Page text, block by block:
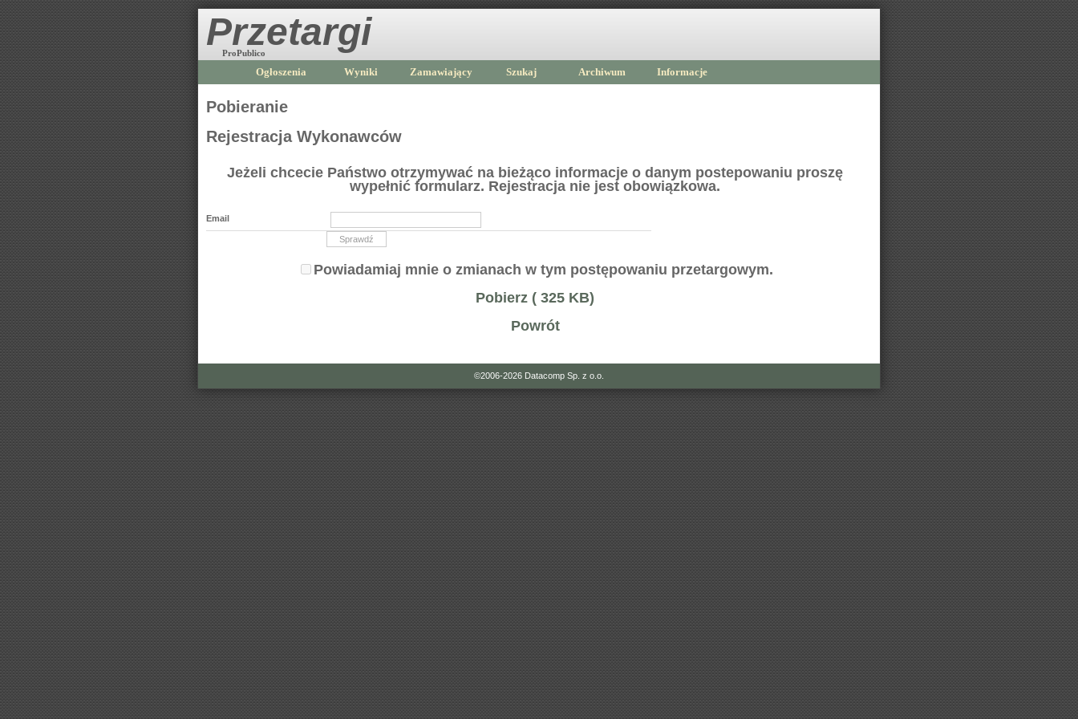
Przetargi
ProPublico
Ogłoszenia Wyniki Zamawiający Szukaj Archiwum Informacje
Pobieranie
Rejestracja Wykonawców
Jeżeli chcecie Państwo otrzymywać na bieżąco informacje o danym postepowaniu proszę
wypełnić formularz. Rejestracja nie jest obowiązkowa.
Email
Powiadamiaj mnie o zmianach w tym postępowaniu przetargowym.
Pobierz ( 325 KB)
Powrót
©2006-2026 Datacomp Sp. z o.o.